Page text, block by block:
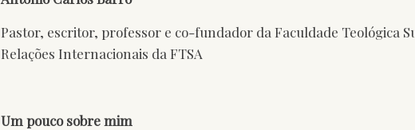
Pastor, escritor, professor e co-fundador da Faculdade Teológica
Relações Internacionais da FTSA
Um pouco sobre mim